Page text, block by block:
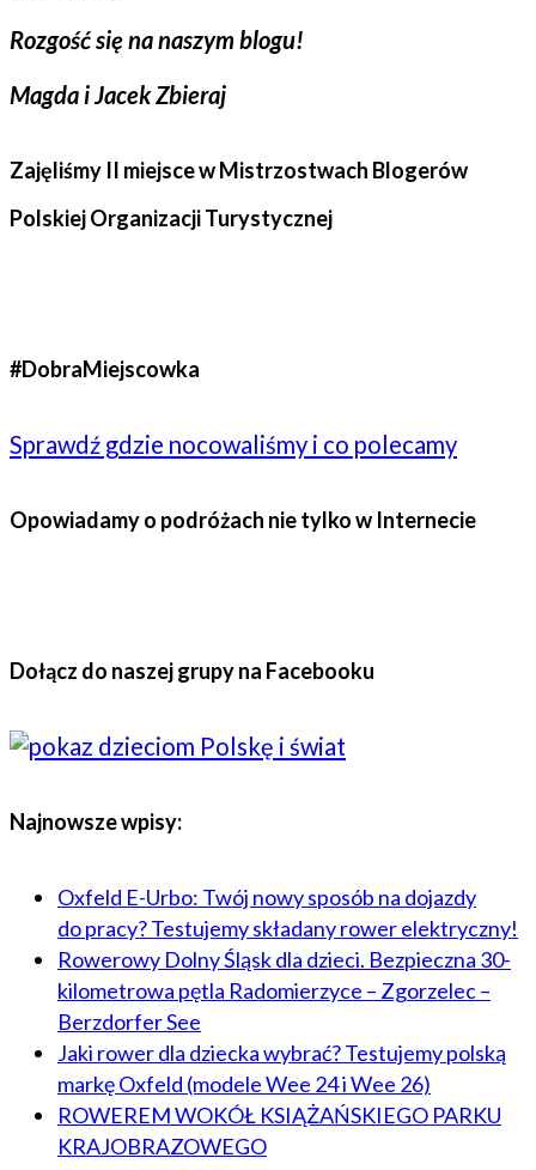
Rozgość się na naszym blogu!
Magda i Jacek Zbieraj
Zajęliśmy II miejsce w Mistrzostwach Blogerów
Polskiej Organizacji Turystycznej
#DobraMiejscowka
Sprawdź gdzie nocowaliśmy i co polecamy
Opowiadamy o podróżach nie tylko w Internecie
Dołącz do naszej grupy na Facebooku
Najnowsze wpisy:
Oxfeld E-Urbo: Twój nowy sposób na dojazdy
do pracy? Testujemy składany rower elektryczny!
Rowerowy Dolny Śląsk dla dzieci. Bezpieczna 30-
kilometrowa pętla Radomierzyce – Zgorzelec –
Berzdorfer See
Jaki rower dla dziecka wybrać? Testujemy polską
markę Oxfeld (modele Wee 24 i Wee 26)
ROWEREM WOKÓŁ KSIĄŻAŃSKIEGO PARKU
KRAJOBRAZOWEGO